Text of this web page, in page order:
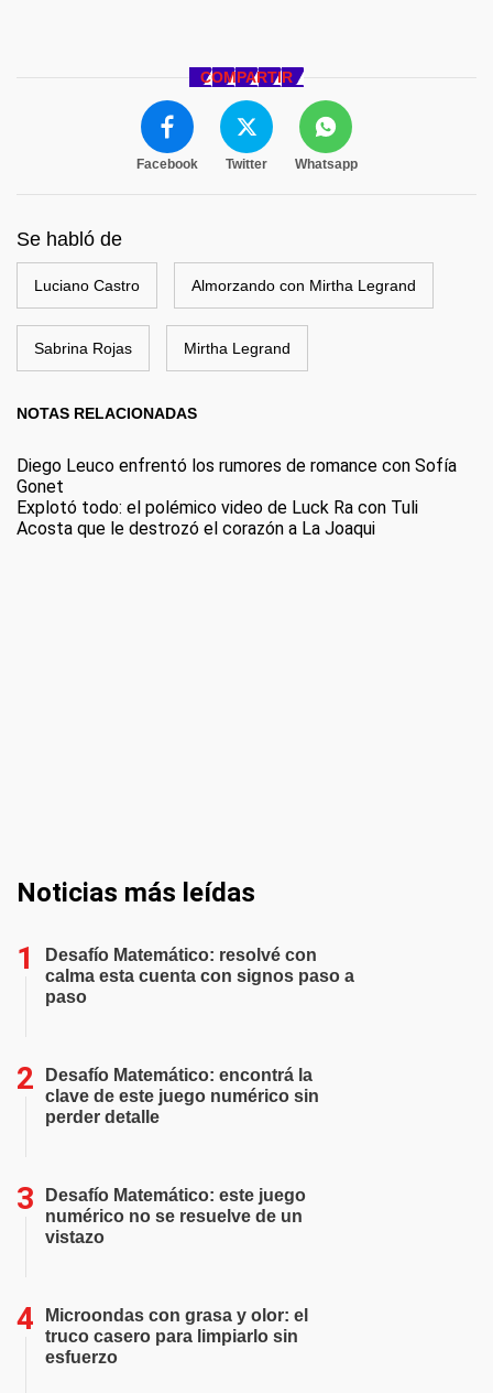
COMPARTIR
Facebook Twitter Whatsapp
Se habló de
Luciano Castro Almorzando con Mirtha Legrand
Sabrina Rojas Mirtha Legrand
NOTAS RELACIONADAS
Diego Leuco enfrentó los rumores de romance con Sofía
Gonet
Explotó todo: el polémico video de Luck Ra con Tuli
Acosta que le destrozó el corazón a La Joaqui
Noticias más leídas
Desafío Matemático: resolvé con
calma esta cuenta con signos paso a
paso
Desafío Matemático: encontrá la
clave de este juego numérico sin
perder detalle
Desafío Matemático: este juego
numérico no se resuelve de un
vistazo
Microondas con grasa y olor: el
truco casero para limpiarlo sin
esfuerzo